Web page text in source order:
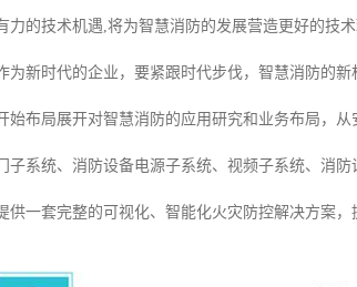
力的技术机遇,将为智慧消防的发展营造更好的技
为新时代的企业，要紧跟时代步伐，智慧消防的
始布局展开对智慧消防的应用研究和业务布局，
子系统、消防设备电源子系统、视频子系统、消
供一套完整的可视化、智能化火灾防控解决方案